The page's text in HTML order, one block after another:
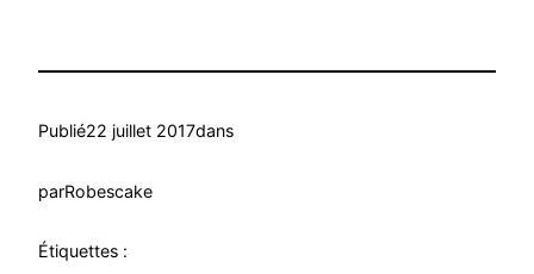
Publié22 juillet 2017dans
parRobescake
Étiquettes :